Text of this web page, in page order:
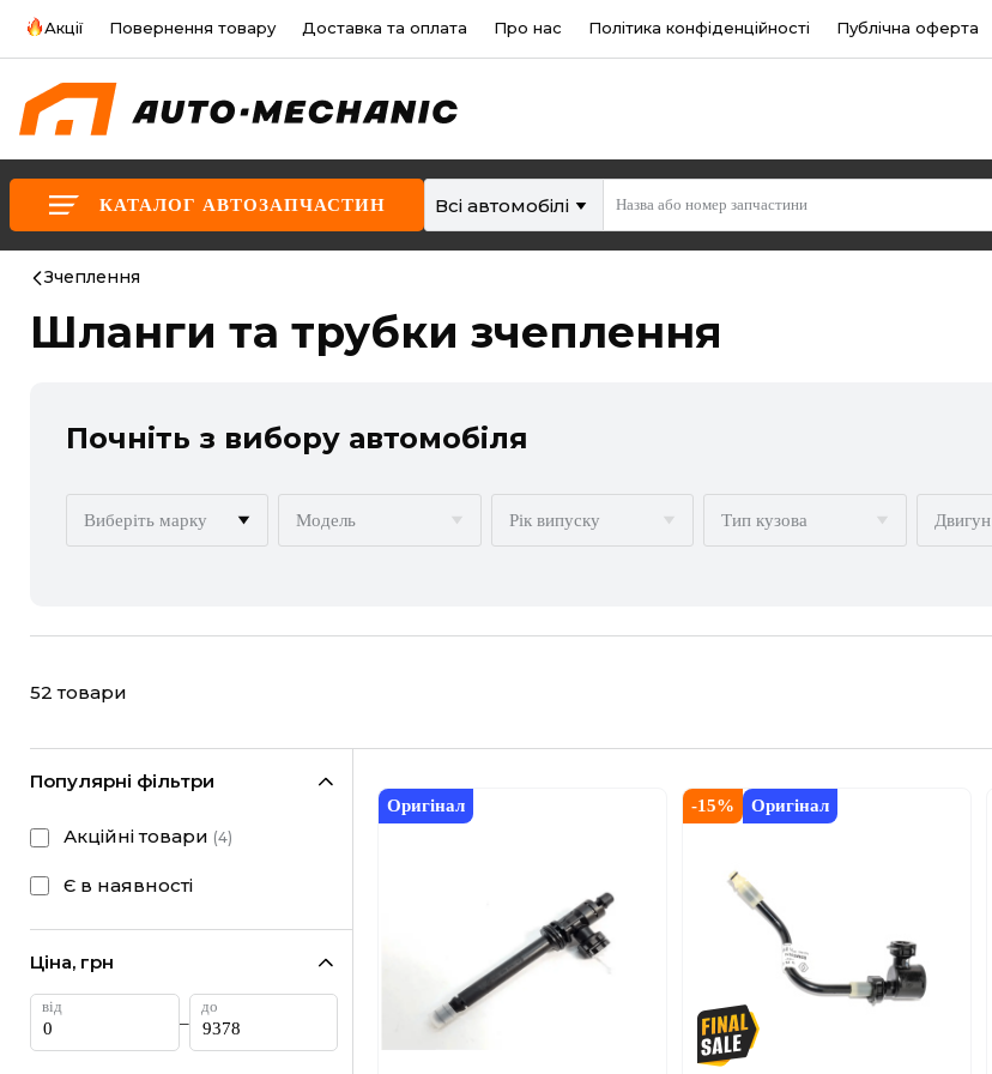
Акції Повернення товару Доставка та оплата Про нас Політика конфіденційності Публічна оферта
КАТАЛОГ АВТОЗАПЧАСТИН Всі автомобілі
Зчеплення
Шланги та трубки зчеплення
Почніть з вибору автомобіля
Виберіть марку
LAND ROVER LINCOLN
RAM RAVON RENAULT SEAT
TOYOTA
Модель Рік випуску Тип кузова Двигун
52 товари
Популярні фільтри
Акційні товари (4)
Є в наявності
Ціна, грн
–
Оригінал -15% Оригінал